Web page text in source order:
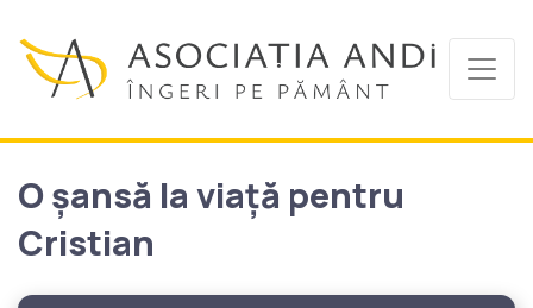
O șansă la viață pentru
Cristian